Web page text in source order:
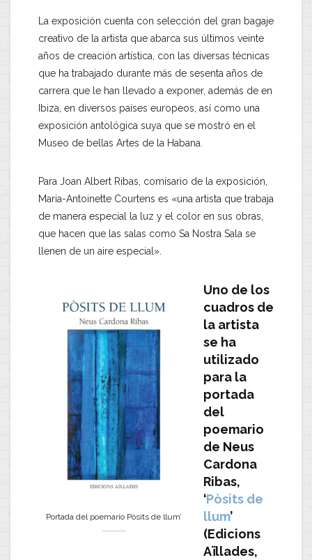
La exposición cuenta con selección del gran bagaje
creativo de la artista que abarca sus últimos veinte
años de creación artística, con las diversas técnicas
que ha trabajado durante más de sesenta años de
carrera que le han llevado a exponer, además de en
Ibiza, en diversos países europeos, así como una
exposición antológica suya que se mostró en el
Museo de bellas Artes de la Habana.
Para Joan Albert Ribas, comisario de la exposición,
Maria-Antoinette Courtens es «una artista que trabaja
de manera especial la luz y el color en sus obras,
que hacen que las salas como Sa Nostra Sala se
llenen de un aire especial».
Portada del poemario Pòsits de llum’
Uno de los
cuadros de
la artista
se ha
utilizado
para la
portada
del
poemario
de Neus
Cardona
Ribas,
‘Pòsits de
llum’
(Edicions
Aïllades,